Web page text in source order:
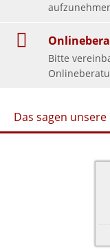
Bitte
Das sagen